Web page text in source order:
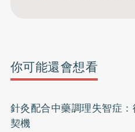
你可能還會想看
針灸配合中藥調理失智症
契機